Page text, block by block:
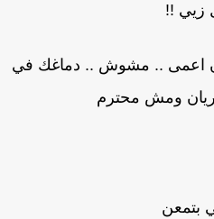
!!
اعمى .. مشوش .. دماغك في
ومش محترم